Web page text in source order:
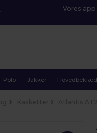
Vores app
Polo Jakker